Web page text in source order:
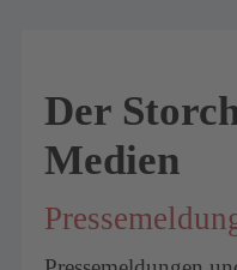
Der
Medien